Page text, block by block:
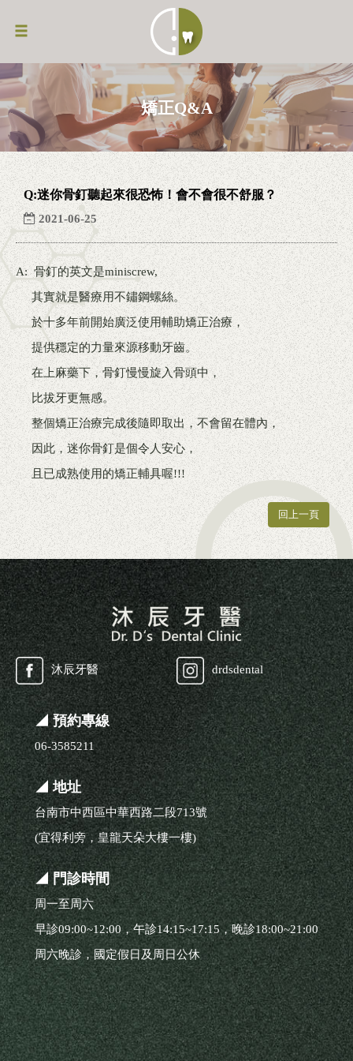
矯正Q&A
Q:迷你骨釘聽起來很恐怖！會不會很不舒服？
2021-06-25
A: 骨釘的英文是miniscrew,
其實就是醫療用不鏽鋼螺絲。
於十多年前開始廣泛使用輔助矯正治療，
提供穩定的力量來源移動牙齒。
在上麻藥下，骨釘慢慢旋入骨頭中，
比拔牙更無感。
整個矯正治療完成後隨即取出，不會留在體內，
因此，迷你骨釘是個令人安心，
且已成熟使用的矯正輔具喔!!!
回上一頁
沐辰牙醫 drdsdental
◢ 預約專線
06-3585211
◢ 地址
台南市中西區中華西路二段713號
(宜得利旁，皇龍天朵大樓一樓)
◢ 門診時間
周一至周六
早診09:00~12:00，午診14:15~17:15，晚診18:00~21:00
周六晚診，國定假日及周日公休